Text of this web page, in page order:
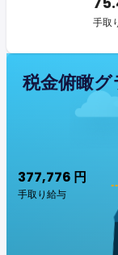
手取
税金俯瞰グ
377,776 円
手取り給与